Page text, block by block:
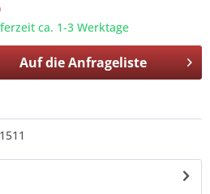
ca. 1-3 Werktage
Auf dieAnfrageliste